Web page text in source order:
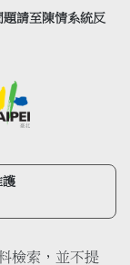
請至陳情系統反
護
檢索，並不提